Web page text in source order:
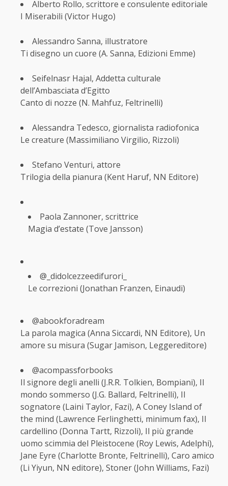
Alberto Rollo, scrittore e consulente editoriale
I Miserabili (Victor Hugo)
Alessandro Sanna, illustratore
Ti disegno un cuore (A. Sanna, Edizioni Emme)
Seifelnasr Hajal, Addetta culturale
dell’Ambasciata d’Egitto
Canto di nozze (N. Mahfuz, Feltrinelli)
Alessandra Tedesco, giornalista radiofonica
Le creature (Massimiliano Virgilio, Rizzoli)
Stefano Venturi, attore
Trilogia della pianura (Kent Haruf, NN Editore)
Paola Zannoner, scrittrice
Magia d’estate (Tove Jansson)
@_didolcezzeedifurori_
Le correzioni (Jonathan Franzen, Einaudi)
@abookforadream
La parola magica (Anna Siccardi, NN Editore), Un
amore su misura (Sugar Jamison, Leggereditore)
@acompassforbooks
Il signore degli anelli (J.R.R. Tolkien, Bompiani), Il
mondo sommerso (J.G. Ballard, Feltrinelli), Il
sognatore (Laini Taylor, Fazi), A Coney Island of
the mind (Lawrence Ferlinghetti, minimum fax), Il
cardellino (Donna Tartt, Rizzoli), Il più grande
uomo scimmia del Pleistocene (Roy Lewis, Adelphi),
Jane Eyre (Charlotte Bronte, Feltrinelli), Caro amico
(Li Yiyun, NN editore), Stoner (John Williams, Fazi)